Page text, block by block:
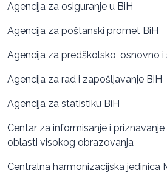
Agencija za osiguranje u BiH
Agencija za poštanski promet BiH
Agencija za predškolsko, osnovno
Agencija za rad i zapošljavanje BiH
Agencija za statistiku BiH
Centar za informisanje i
oblasti visokog obrazovanja
Centralna harmonizacijska jedinica